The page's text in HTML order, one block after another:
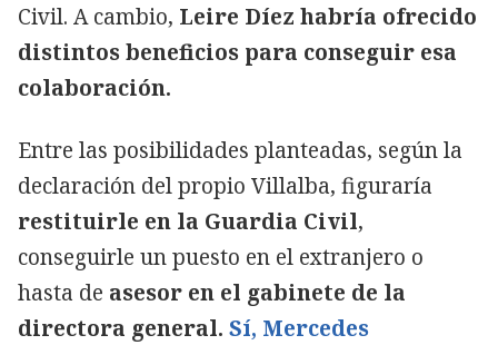
Civil. A cambio, Leire Díez habría ofrecido
distintos beneficios para conseguir esa
colaboración.
Entre las posibilidades planteadas, según la
declaración del propio Villalba, figuraría
restituirle en la Guardia Civil,
conseguirle un puesto en el extranjero o
hasta de asesor en el gabinete de la
directora general. Sí, Mercedes